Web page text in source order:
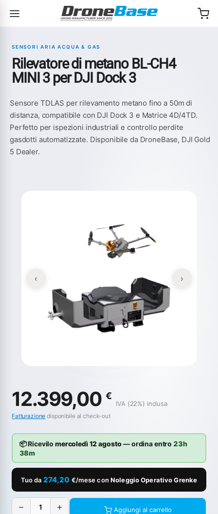
SENSORI ARIA ACQUA & GAS
Rilevatore di metano BL-CH4
MINI 3 per DJI Dock 3
Sensore TDLAS per rilevamento metano fino a 50m di
distanza, compatibile con DJI Dock 3 e Matrice 4D/4TD.
Perfetto per ispezioni industriali e controllo perdite
gasdotti automatizzate. Disponibile da DroneBase, DJI Gold
5 Dealer.
‹ ›
12.399,00 €
IVA (22%) inclusa
Fatturazione disponibile al check-out
📦 Ricevilo mercoledì 12 agosto— ordina entro 23h
38m
Tuo da 274,20 €/mese con Noleggio Operativo Grenke
− + Aggiungi al carrello